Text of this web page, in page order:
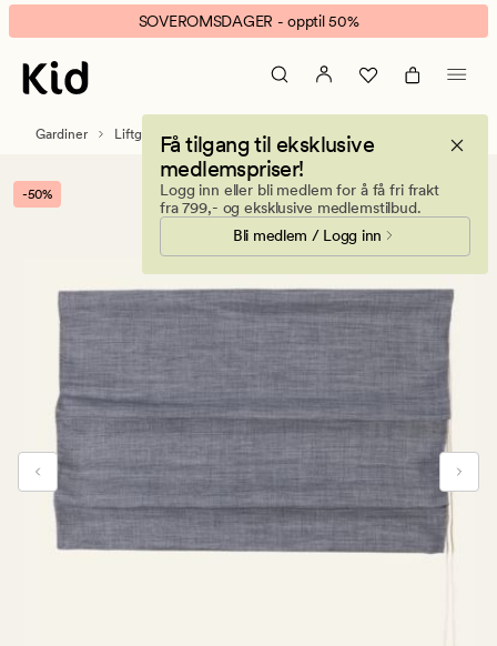
Aino
liftgardin
gråblå
banner.
Klikk
ESCAPE
pause.
SOVEROMSDAGER - opptil 50%
Få tilgang til eksklusive
medlemspriser!
Logg inn eller bli medlem for å få fri frakt
fra 799,- og eksklusive medlemstilbud.
Bli medlem / Logg inn
Gardiner Liftgardiner Lystette liftgardiner
-50%